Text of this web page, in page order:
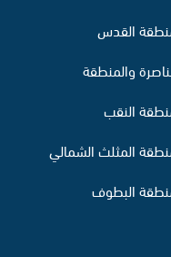
القدس
والمنطقة
النقب
المثلث الشمالي
البطوف